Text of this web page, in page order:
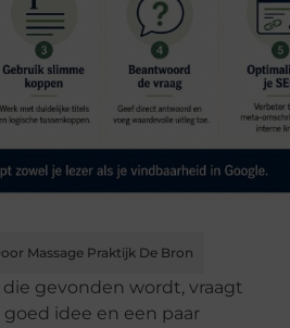
Massage Praktijk De Bron
gevonden wordt, vraagt
idee en een paar